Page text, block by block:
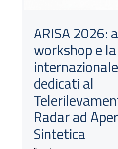
ARISA 2026:
workshop e
dedicati al
Radar ad
Sintetica